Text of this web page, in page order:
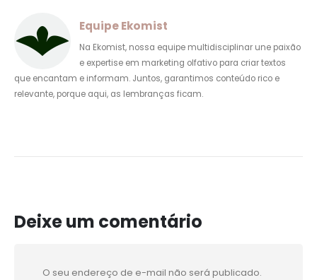
Equipe Ekomist
Na Ekomist, nossa equipe multidisciplinar une paixão
e expertise em marketing olfativo para criar textos
que encantam e informam. Juntos, garantimos conteúdo rico e
relevante, porque aqui, as lembranças ficam.
Deixe um comentário
O seu endereço de e-mail não será publicado.